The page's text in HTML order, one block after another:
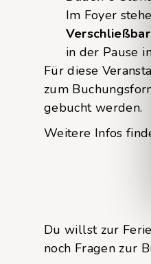
Im Foyer
in der Pause
Für diese
zum
gebucht werden.
Weitere Infos
Du willst zur
noch Fragen zur